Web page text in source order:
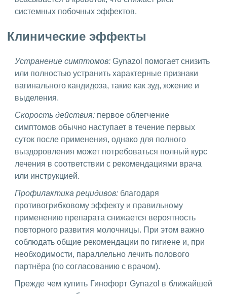
системных побочных эффектов.
Клинические эффекты
Устранение симптомов: Gynazol помогает снизить
или полностью устранить характерные признаки
вагинального кандидоза, такие как зуд, жжение и
выделения.
Скорость действия: первое облегчение
симптомов обычно наступает в течение первых
суток после применения, однако для полного
выздоровления может потребоваться полный курс
лечения в соответствии с рекомендациями врача
или инструкцией.
Профилактика рецидивов: благодаря
противогрибковому эффекту и правильному
применению препарата снижается вероятность
повторного развития молочницы. При этом важно
соблюдать общие рекомендации по гигиене и, при
необходимости, параллельно лечить полового
партнёра (по согласованию с врачом).
Прежде чем купить Гинофорт Gynazol в ближайшей